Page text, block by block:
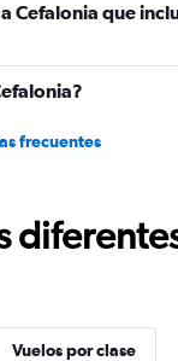
Cefalonia que
frecuentes
Vuelos por clase